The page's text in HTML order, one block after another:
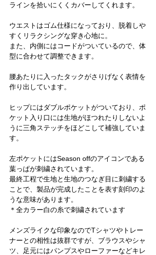
ラインを拾いにくくカバーしてくれます。
ウエストはゴム仕様になっており、脱着しや
すくリラクシングな穿き心地に。
また、内側にはコードがついているので、体
型に合わせて調整できます。
腰あたりに入ったタックがさりげなく表情を
作り出しています。
ヒップにはダブルポケットがついており、ポ
ケット入り口には生地がほつれたりしないよ
うに三角ステッチをほどこして補強していま
す。
左ポケットにはSeason offのアイコンである
葉っぱが刺繍されています。
最終工程で生地と生地のつなぎ目に刺繍する
ことで、製品が完成したことを表す刻印のよ
うな意味があります。
＊全カラー白の糸で刺繍されています
メンズライクな印象なのでTシャツやトレー
ナーとの相性は抜群ですが、ブラウスやシャ
ツ、足元にはパンプスやローファーなどキレ